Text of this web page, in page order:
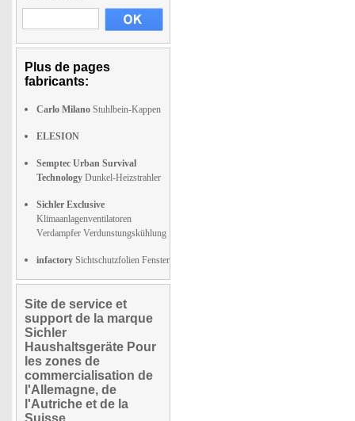
Plus de pages
fabricants:
Carlo Milano Stuhlbein-Kappen
ELESION
Semptec Urban Survival
Technology Dunkel-Heizstrahler
Sichler Exclusive
Klimaanlagenventilatoren
Verdampfer Verdunstungskühlung
infactory Sichtschutzfolien Fenster
Site de service et
support de la marque
Sichler
Haushaltsgeräte Pour
les zones de
commercialisation de
l'Allemagne, de
l'Autriche et de la
Suisse